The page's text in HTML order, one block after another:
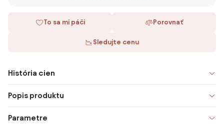
To sa mi páči Porovnať
Sledujte cenu
História cien
Popis produktu
Parametre